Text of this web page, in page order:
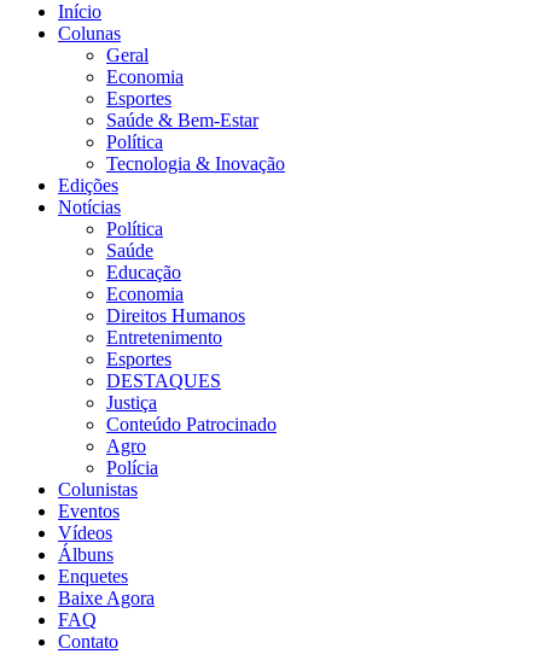
Início
Colunas
Geral
Economia
Esportes
Saúde & Bem-Estar
Política
Tecnologia & Inovação
Edições
Notícias
Política
Saúde
Educação
Economia
Direitos Humanos
Entretenimento
Esportes
DESTAQUES
Justiça
Conteúdo Patrocinado
Agro
Polícia
Colunistas
Eventos
Vídeos
Álbuns
Enquetes
Baixe Agora
FAQ
Contato